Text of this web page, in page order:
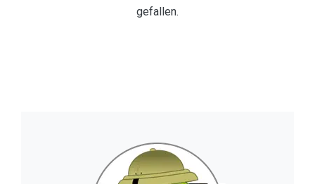
gefallen.